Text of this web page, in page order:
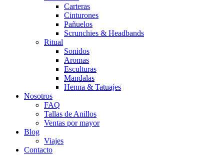
Carteras
Cinturones
Pañuelos
Scrunchies & Headbands
Ritual
Sonidos
Aromas
Esculturas
Mandalas
Henna & Tatuajes
Nosotros
FAQ
Tallas de Anillos
Ventas por mayor
Blog
Viajes
Contacto